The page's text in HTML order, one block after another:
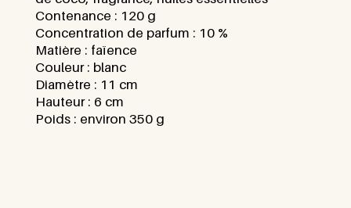
Contenance : 120 g
Concentration de parfum : 10 %
Matière : faïence
Couleur : blanc
Diamètre : 11 cm
Hauteur : 6 cm
Poids : environ 350 g